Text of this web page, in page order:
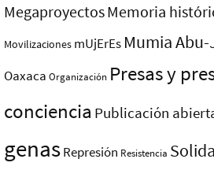
MegaproyectosMemoria
Movilizaciones mUjErEs Mumia
Oaxaca Organización Presas y
conciencia Publicación
genasRepresión Resistencia